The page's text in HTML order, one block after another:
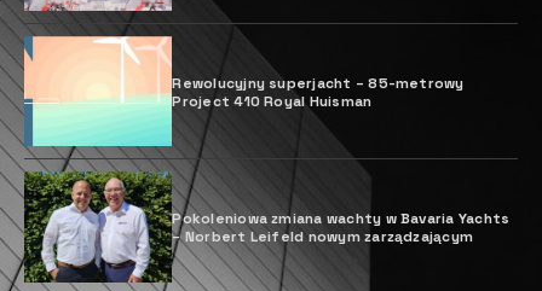
Rewolucyjny superjacht – 85-metrowy
Project 410 Royal Huisman
Pokoleniowa zmiana wachty w Bavaria Yachts
– Norbert Leifeld nowym zarządzającym